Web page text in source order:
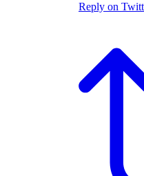
Reply on